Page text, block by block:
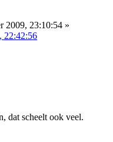
2009, 23:10:54 »
22:42:56
dat scheelt ook veel.